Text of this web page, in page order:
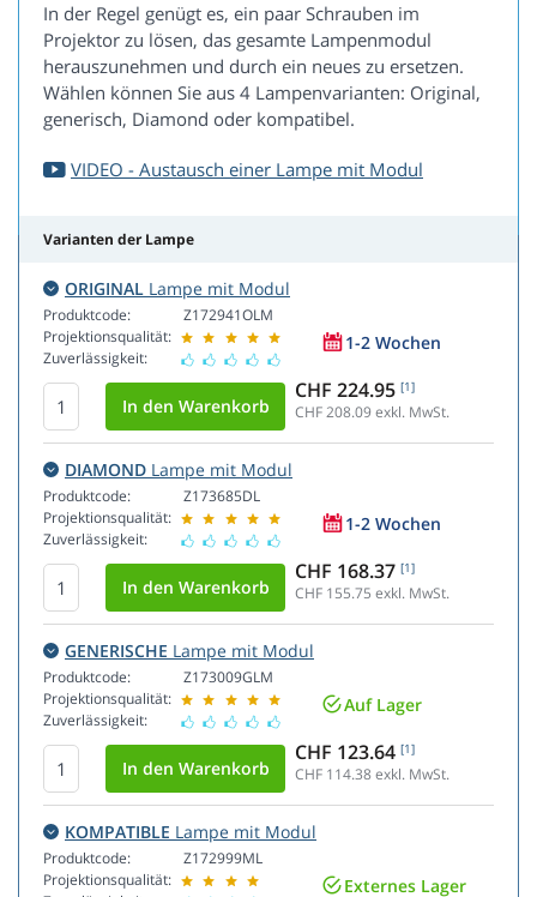
In der Regel genügt es, ein paar Schrauben im
Projektor zu lösen, das gesamte Lampenmodul
herauszunehmen und durch ein neues zu ersetzen.
Wählen können Sie aus 4 Lampenvarianten: Original,
generisch, Diamond oder kompatibel.
VIDEO - Austausch einer Lampe mit Modul
Varianten der Lampe
ORIGINAL Lampe mit Modul
Produktcode:
Projektionsqualität:
Zuverlässigkeit:
Z172941OLM
1-2 Wochen
CHF 224.95 [1]
CHF 208.09exkl. MwSt.
DIAMOND Lampe mit Modul
Produktcode:
Projektionsqualität:
Zuverlässigkeit:
Z173685DL
1-2 Wochen
CHF 168.37 [1]
CHF 155.75 exkl. MwSt.
GENERISCHE Lampe mit Modul
Produktcode:
Projektionsqualität:
Zuverlässigkeit:
Z173009GLM
Auf Lager
CHF 123.64 [1]
CHF 114.38exkl. MwSt.
KOMPATIBLE Lampe mit Modul
Produktcode:
Projektionsqualität:
Z172999ML
Externes Lager